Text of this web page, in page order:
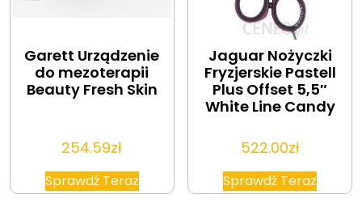
Garett Urządzenie
do mezoterapii
Beauty Fresh Skin
254.59zł
Sprawdź Teraz
Jaguar Nożyczki
Fryzjerskie Pastell
Plus Offset 5,5″
White Line Candy
522.00zł
Sprawdź Teraz